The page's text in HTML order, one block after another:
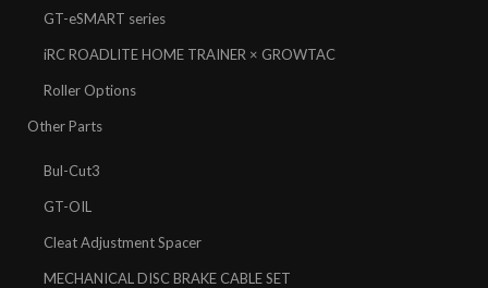
GT-eSMART series
iRC ROADLITE HOME TRAINER × GROWTAC
Roller Options
Other Parts
Bul-Cut3
GT-OIL
Cleat Adjustment Spacer
MECHANICAL DISC BRAKE CABLE SET